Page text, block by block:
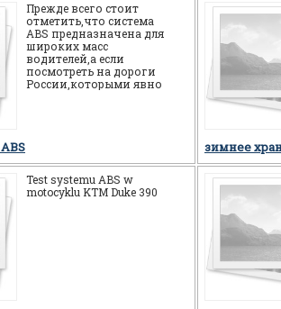
Прежде всего стоит
отметить,что система
ABS предназначена для
широких масс
водителей,а если
посмотреть на дороги
России,которыми явно
зимнее
Test systemu ABS w
motocyklu KTM Duke 390